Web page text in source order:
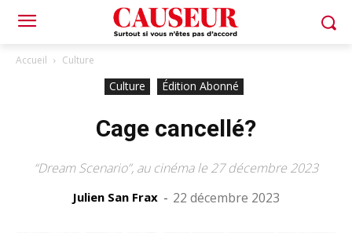
Accueil Culture
Culture Édition Abonné
Cage cancellé?
“Dream Scenario”, au cinéma le 27 décembre 2023
Julien San Frax - 22 décembre 2023